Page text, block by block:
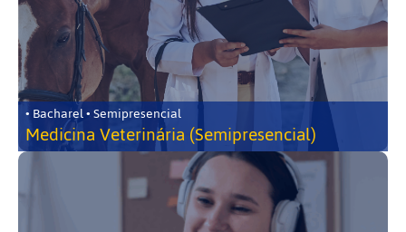
• Bacharel • Semipresencial
Medicina Veterinária (Semipresencial)